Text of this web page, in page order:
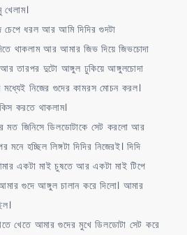
চেপে ধরল আর আমি দিদির গুদটা
থাকলাম আর আমার জিভ দিয়ে জিভচোদা
তারপর দুটো আঙ্গুল ঢুকিয়ে আঙ্গুলচোদা
মধ্যেই নিজের গুদের কামরস মোচন করল।
করতে থাকলাম।
মত জিনিসে ডিলডোটাকে সেট করলো আর
মনে হচ্ছিল লিঙ্গটা দিদির নিজেরই। দিদি
একটা মাই চুষতে আর একটা মাই টিপে
গুদে আঙ্গুল চালান করে দিলো। আমার
খেতে আমার গুদের মুখে ডিলডোটা সেট করে